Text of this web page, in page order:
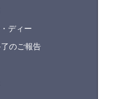
ディー
のご報告